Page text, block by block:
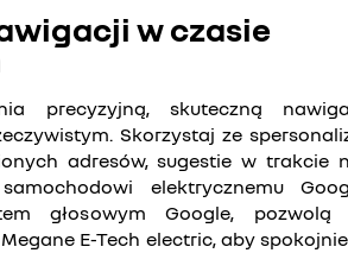
w czasie
precyzyjną, skuteczną
Skorzystaj ze
adresów, sugestie w trakcie
elektrycznemu
głosowym Google, pozwolą
E-Tech electric, aby